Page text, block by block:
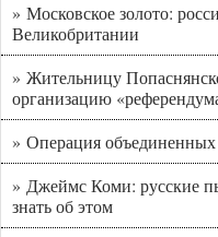
» Московское золото:
Великобритании
» Жительницу
организацию
» Операция объединенных
» Джеймс Коми: русские
знать об этом